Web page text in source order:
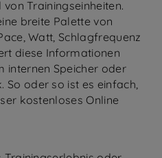
Trainingseinheiten.
breite Palette von
Watt, Schlagfrequenz
diese Informationen
internen Speicher oder
So oder so ist es einfach,
kostenloses Online